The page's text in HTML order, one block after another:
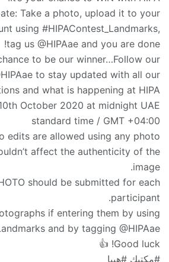
Take a photo, upload it to your
using #HIPAContest_Landmarks,
tag us @HIPAae and you are done!
to be our winner…Follow our
to stay updated with all our
and what is happening at HIPA!
October 2020 at midnight UAE
standard time / GMT +04:00
edits are allowed using any photo
affect the authenticity of the
image.
should be submitted for each
participant.
if entering them by using
and by tagging @HIPAae.
Good luck! 👍
#مكتبك #هيبا